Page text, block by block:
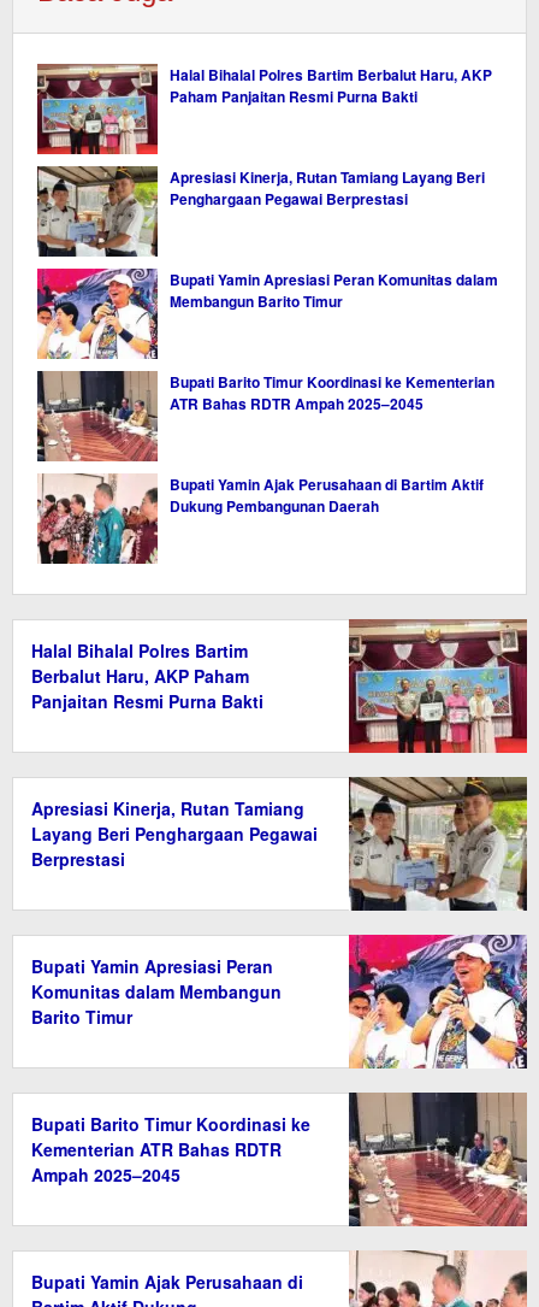
Halal Bihalal Polres Bartim Berbalut Haru, AKP
Paham Panjaitan Resmi Purna Bakti
Apresiasi Kinerja, Rutan Tamiang Layang Beri
Penghargaan Pegawai Berprestasi
Bupati Yamin Apresiasi Peran Komunitas dalam
Membangun Barito Timur
Bupati Barito Timur Koordinasi ke Kementerian
ATR Bahas RDTR Ampah 2025–2045
Bupati Yamin Ajak Perusahaan di Bartim Aktif
Dukung Pembangunan Daerah
Halal Bihalal Polres Bartim
Berbalut Haru, AKP Paham
Panjaitan Resmi Purna Bakti
Apresiasi Kinerja, Rutan Tamiang
Layang Beri Penghargaan Pegawai
Berprestasi
Bupati Yamin Apresiasi Peran
Komunitas dalam Membangun
Barito Timur
Bupati Barito Timur Koordinasi ke
Kementerian ATR Bahas RDTR
Ampah 2025–2045
Bupati Yamin Ajak Perusahaan di